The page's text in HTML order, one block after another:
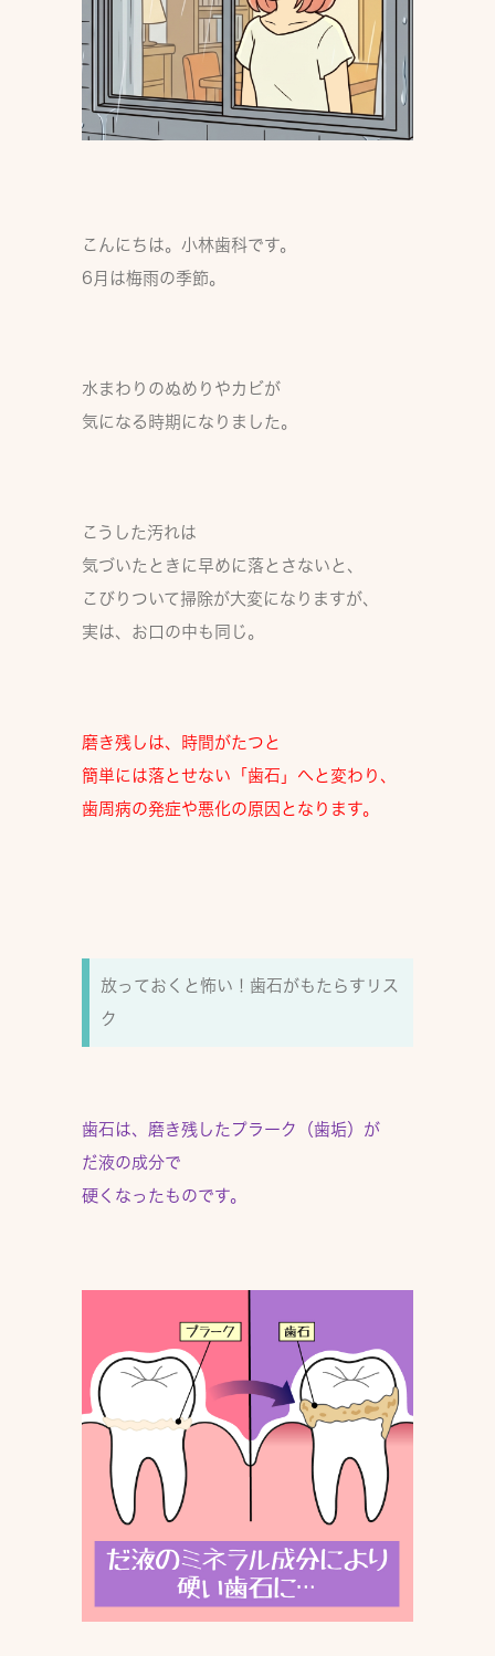
こんにちは。小林歯科です。
6月は梅雨の季節。
水まわりのぬめりやカビが
気になる時期になりました。
こうした汚れは
気づいたときに早めに落とさないと、
こびりついて掃除が大変になりますが、
実は、お口の中も同じ。
磨き残しは、時間がたつと
簡単には落とせない 「歯石」 へと変わり、
歯周病の発症や悪化の原因となります。
放っておくと怖い！歯石がもたらすリス
ク
歯石は、磨き残したプラーク（歯垢）が
だ液の成分で
硬くなったものです。